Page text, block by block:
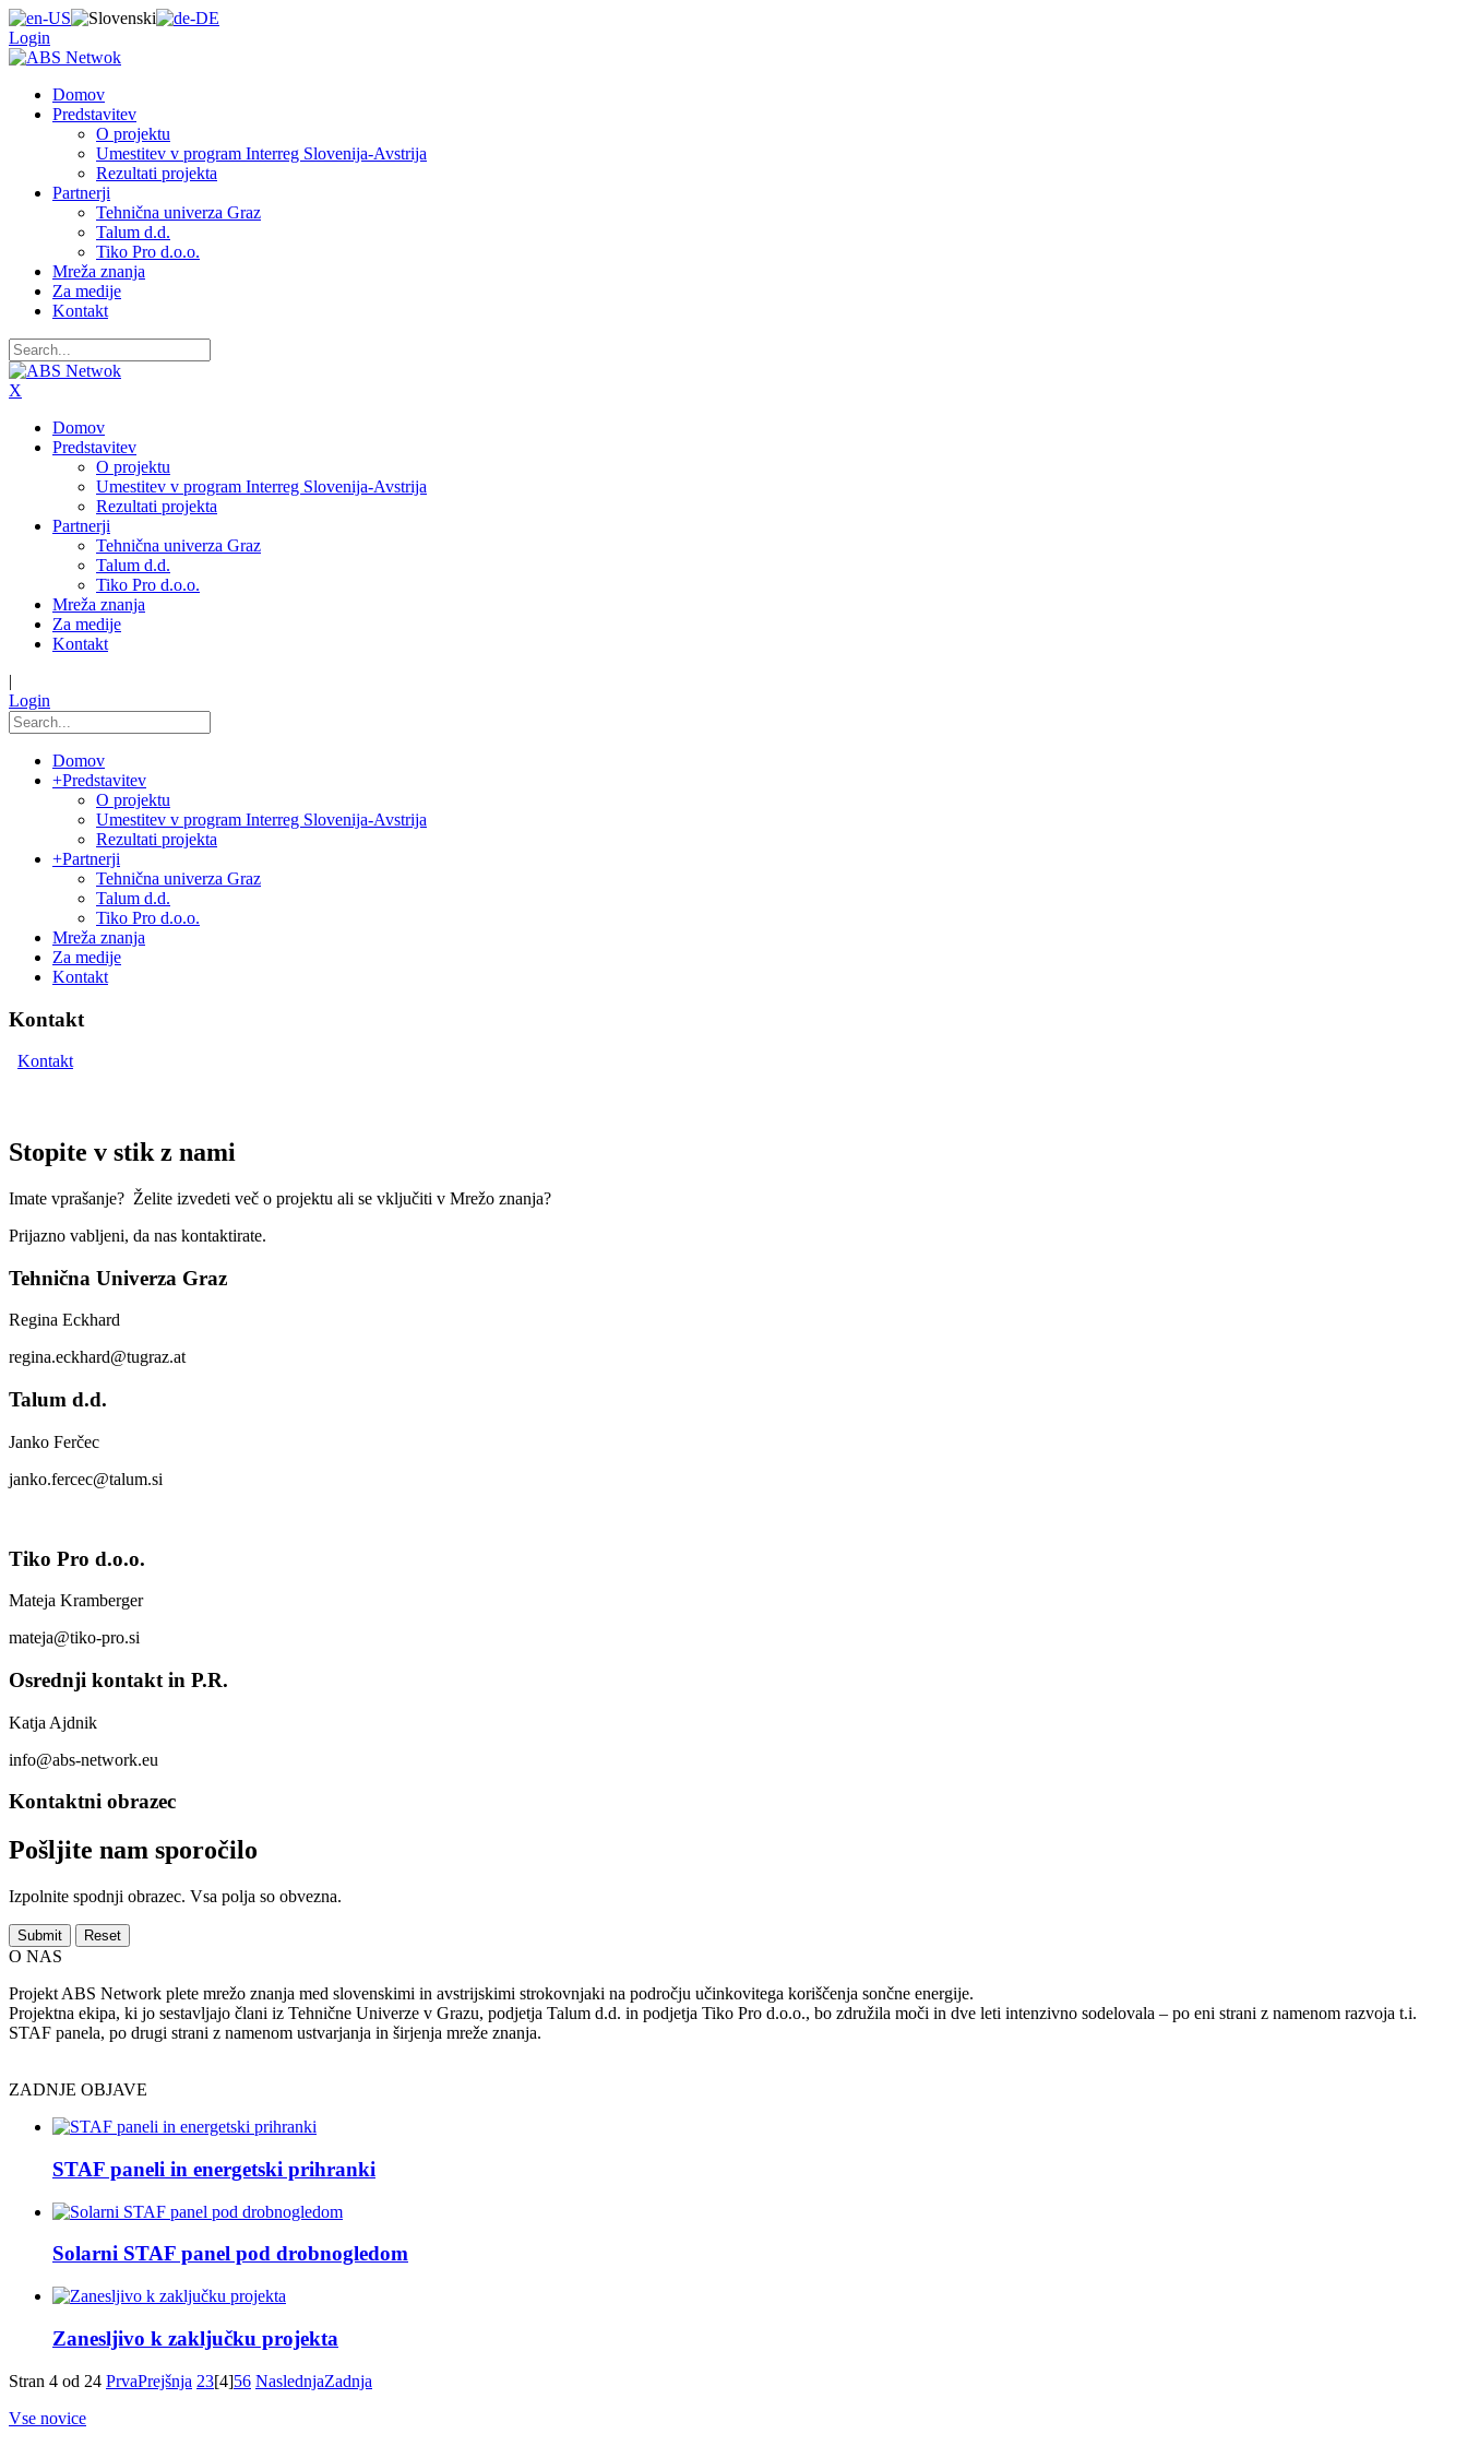
Login
Domov
Predstavitev
O projektu
Umestitev v program Interreg Slovenija-Avstrija
Rezultati projekta
Partnerji
Tehnična univerza Graz
Talum d.d.
Tiko Pro d.o.o.
Mreža znanja
Za medije
Kontakt
X
Domov
Predstavitev
O projektu
Umestitev v program Interreg Slovenija-Avstrija
Rezultati projekta
Partnerji
Tehnična univerza Graz
Talum d.d.
Tiko Pro d.o.o.
Mreža znanja
Za medije
Kontakt
|
Login
Domov
+Predstavitev
O projektu
Umestitev v program Interreg Slovenija-Avstrija
Rezultati projekta
+Partnerji
Tehnična univerza Graz
Talum d.d.
Tiko Pro d.o.o.
Mreža znanja
Za medije
Kontakt
Kontakt
Kontakt
Stopite v stik z nami
Imate vprašanje? Želite izvedeti več o projektu ali se vključiti v Mrežo znanja?
Prijazno vabljeni, da nas kontaktirate.
Tehnična Univerza Graz
Regina Eckhard
regina.eckhard@tugraz.at
Talum d.d.
Janko Ferčec
janko.fercec@talum.si
Tiko Pro d.o.o.
Mateja Kramberger
mateja@tiko-pro.si
Osrednji kontakt in P.R.
Katja Ajdnik
info@abs-network.eu
Kontaktni obrazec
Pošljite nam sporočilo
Izpolnite spodnji obrazec. Vsa polja so obvezna.
O NAS
Projekt ABS Network plete mrežo znanja med slovenskimi in avstrijskimi strokovnjaki na področju učinkovitega koriščenja sončne energije.
Projektna ekipa, ki jo sestavljajo člani iz Tehnične Univerze v Grazu, podjetja Talum d.d. in podjetja Tiko Pro d.o.o., bo združila moči in dve leti intenzivno sodelovala – po eni strani z namenom razvoja t.i.
STAF panela, po drugi strani z namenom ustvarjanja in širjenja mreže znanja.
ZADNJE OBJAVE
STAF paneli in energetski prihranki
Solarni STAF panel pod drobnogledom
Zanesljivo k zaključku projekta
Stran 4 od 24 PrvaPrejšnja 23[4]56 NaslednjaZadnja
Vse novice